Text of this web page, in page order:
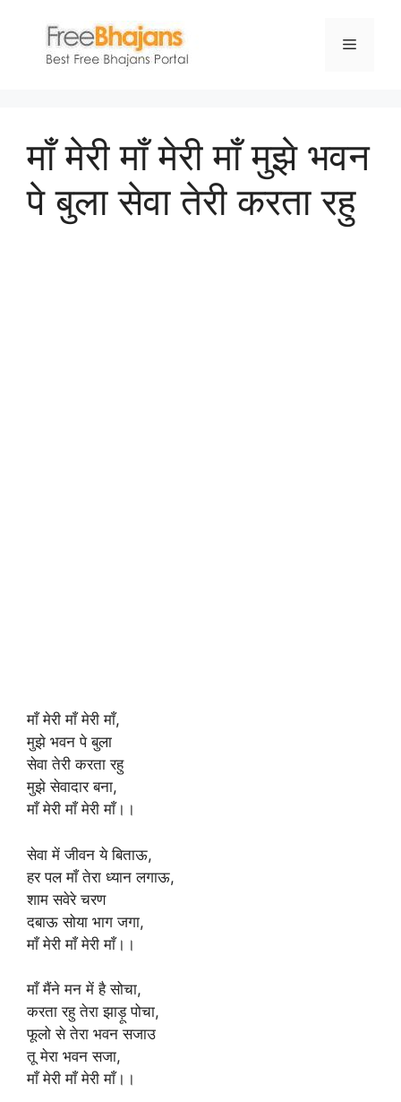
content
Menu
माँ मेरी माँ मेरी माँ मुझे भवन
पे बुला सेवा तेरी करता रहु
माँ मेरी माँ मेरी माँ,
मुझे भवन पे बुला
सेवा तेरी करता रहु
मुझे सेवादार बना,
माँ मेरी माँ मेरी माँ।।
सेवा में जीवन ये बिताऊ,
हर पल माँ तेरा ध्यान लगाऊ,
शाम सवेरे चरण
दबाऊ सोया भाग जगा,
माँ मेरी माँ मेरी माँ।।
माँ मैंने मन में है सोचा,
करता रहु तेरा झाड़ू पोचा,
फूलो से तेरा भवन सजाउ
तू मेरा भवन सजा,
माँ मेरी माँ मेरी माँ।।